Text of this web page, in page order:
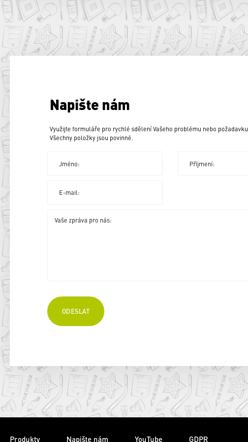
Napište nám
Využijte formuláře pro rychlé sdělení Vašeho problému nebo požadavku.
Všechny položky jsou povinné.
Produkty Napište nám YouTube GDPR